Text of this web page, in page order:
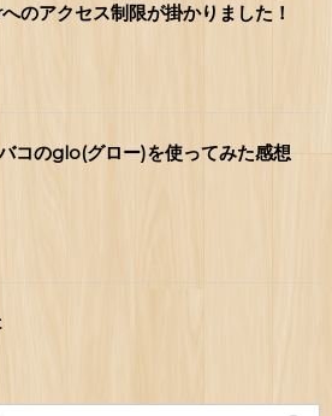
のアクセス制限が掛かりました！
コのglo(グロー)を使ってみた感想